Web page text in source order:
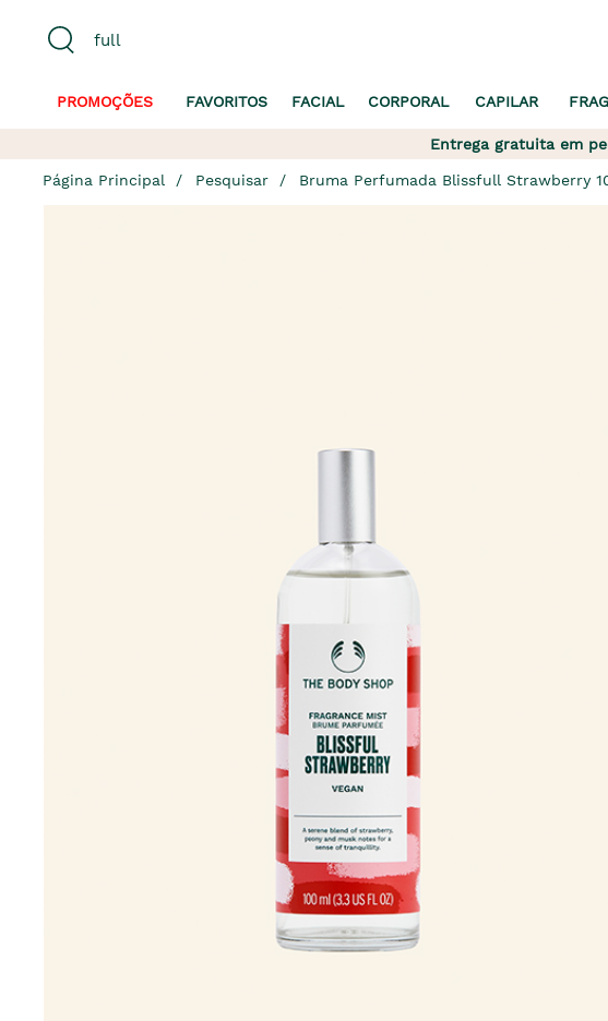
PROMOÇÕES FAVORITOS FACIAL CORPORAL CAPILAR
Entrega gratuita em
Página Principal Pesquisar Bruma Perfumada Blissfull Strawberry